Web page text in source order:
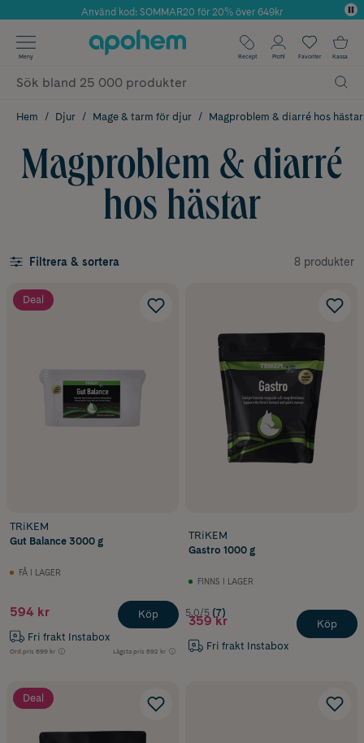
Årets Butik 2025 inom Skönhet
Använd kod: SOMMAR20 för 20% över 649kr
✓ Fri frakt
✓ Poäng på alla köp*
Meny Recept Profil Favoriter Kassa
Hem Djur Mage & tarm för djur Magproblem & diarré hos hästar
Magproblem & diarré
hos hästar
Filtrera & sortera 8 produkter
Deal
TRiKEM
Gut Balance 3000 g
FÅ I LAGER
594 kr
Fri frakt Instabox
Ord.pris 699 kr Lägsta pris 692 kr
Köp
TRiKEM
Gastro 1000 g
FINNS I LAGER
5.0/5 (7)
359 kr
Fri frakt Instabox
Köp
Deal